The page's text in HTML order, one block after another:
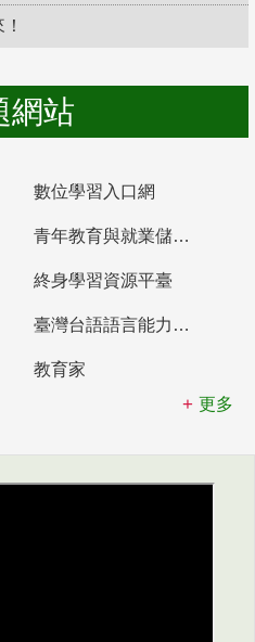
網站
數位學習入口網
青年教育與就業儲蓄帳戶
終身學習資源平臺
臺灣台語語言能力認證網站
教育家
更多